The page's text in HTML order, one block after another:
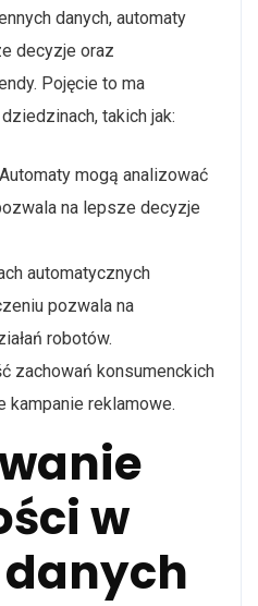
danych, automaty
decyzje oraz
Pojęcie to ma
takich jak:
Automaty mogą analizować
na lepsze decyzje
automatycznych
pozwala na
robotów.
zachowań konsumenckich
reklamowe.
w